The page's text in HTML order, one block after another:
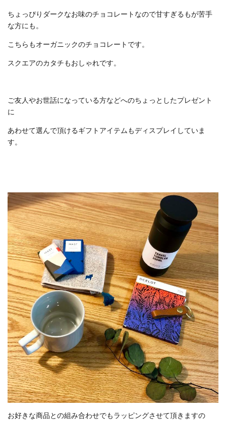
ちょっぴりダークなお味のチョコレートなので甘すぎるもが苦手
な方にも。
こちらもオーガニックのチョコレートです。
スクエアのカタチもおしゃれです。
ご友人やお世話になっている方などへのちょっとしたプレゼント
に
あわせて選んで頂けるギフトアイテムもディスプレイしていま
す。
お好きな商品との組み合わせでもラッピングさせて頂きますの